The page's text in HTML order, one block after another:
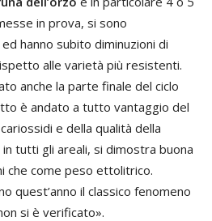
in prova, si sono
hanno subito diminuzioni di
alle varietà più resistenti.
anche la parte finale del ciclo
è andato a tutto vantaggio del
e della qualità della
tutti gli areali, si dimostra buona
che come peso ettolitrico.
quest’anno il classico fenomeno
si è verificato».